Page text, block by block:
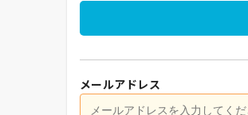
メールアドレス